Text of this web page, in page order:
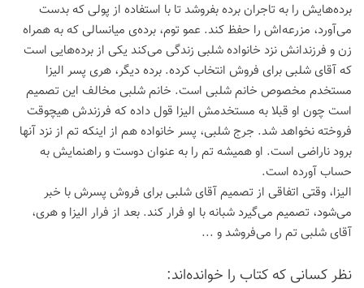
برده‌هایش را به تاجران برده بفروشد تا با استفاده از پولی که بدست
می‌آورد، مزرعه‌اش را حفظ کند. عمو توم، برده‌ی میانسالی که به همراه
زن و فرزندانش نزد خانواده شلبی زندگی می‌کند یکی از برده‌هایی است
که آقای شلبی برای فروش انتخاب کرده. برده دیگر، هری پسر الیزا
مستخدم مخصوص خانم شلبی است. خانم شلبی مخالف این تصمیم
است چون او قبلا به مستخدمش الیزا قول داده که فرزندش هیچوقت
فروخته نخواهد شد. جرج شلبی، پسر خانواده هم از اینکه تم از نزد آنها
برود ناراضی است. او همیشه تم را به عنوان دوست و راهنمایش به
حساب آورده است.
الیزا، وقتی اتفاقی از تصمیم آقای شلبی برای فروش پسرش با خبر
می‌شود، تصمیم می‌گیرد شبانه با او فرار کند. بعد از فرار الیزا و هری،
آقای شلبی تم را می‌فروشد و ...
نظر كسانی كه كتاب را خوانده‌اند: